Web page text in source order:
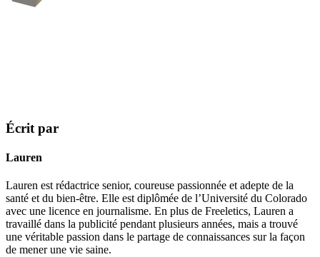
Écrit par
Lauren
Lauren est rédactrice senior, coureuse passionnée et adepte de la
santé et du bien-être. Elle est diplômée de l’Université du Colorado
avec une licence en journalisme. En plus de Freeletics, Lauren a
travaillé dans la publicité pendant plusieurs années, mais a trouvé
une véritable passion dans le partage de connaissances sur la façon
de mener une vie saine.